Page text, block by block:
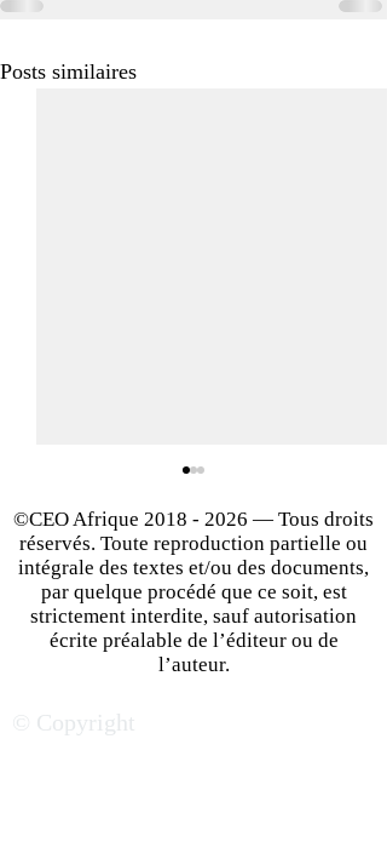
Posts similaires
De l’ambition à l’action :
prépare à jeter les bases
©CEO Afrique 2018 - 2026 — Tous droits
réservés. Toute reproduction partielle ou
intégrale des textes et/ou des documents,
par quelque procédé que ce soit, est
strictement interdite, sauf autorisation
écrite préalable de l’éditeur ou de
l’auteur.
© Copyright